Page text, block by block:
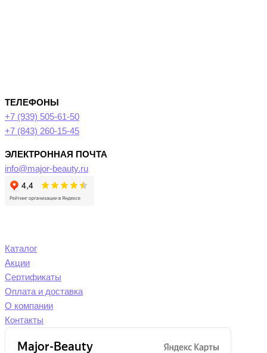
ТЕЛЕФОНЫ
+7 (939) 505-61-50
+7 (843) 260-15-45
ЭЛЕКТРОННАЯ ПОЧТА
info@major-beauty.ru
Каталог
Акции
Сертификаты
Оплата и доставка
О компании
Контакты